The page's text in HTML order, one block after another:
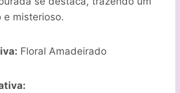
e misterioso.
Floral Amadeirado